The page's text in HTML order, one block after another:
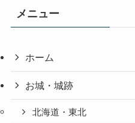
メニュー
ホーム
お城・城跡
北海道・東北